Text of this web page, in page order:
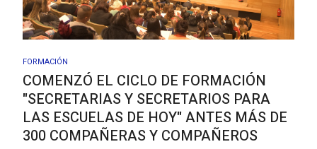
FORMACIÓN
COMENZÓ EL CICLO DE FORMACIÓN
"SECRETARIAS Y SECRETARIOS PARA
LAS ESCUELAS DE HOY" ANTES MÁS DE
300 COMPAÑERAS Y COMPAÑEROS